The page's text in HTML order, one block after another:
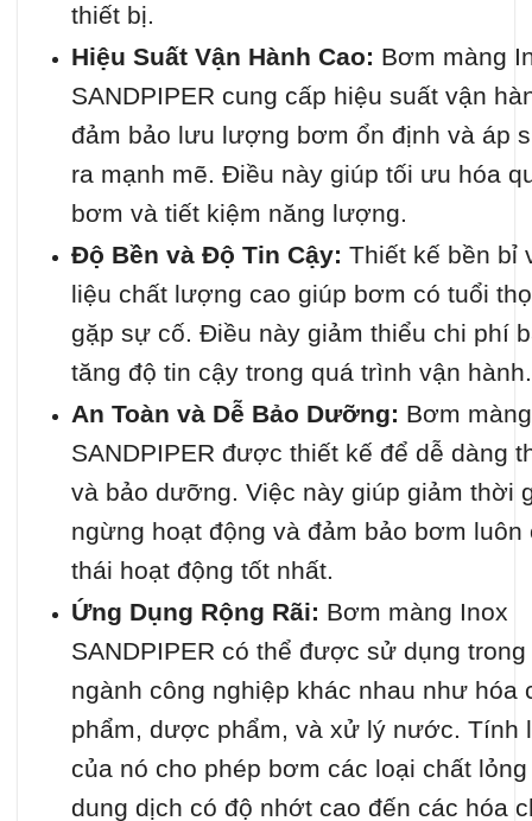
thiết bị.
Hiệu Suất Vận Hành Cao: Bơm màng
SANDPIPER cung cấp hiệu suất vận
đảm bảo lưu lượng bơm ổn định và áp
ra mạnh mẽ. Điều này giúp tối ưu hóa
bơm và tiết kiệm năng lượng.
Độ Bền và Độ Tin Cậy: Thiết kế bền bỉ
liệu chất lượng cao giúp bơm có tuổi
gặp sự cố. Điều này giảm thiểu chi phí
tăng độ tin cậy trong quá trình vận hành.
An Toàn và Dễ Bảo Dưỡng: Bơm
SANDPIPER được thiết kế để dễ dàng
và bảo dưỡng. Việc này giúp giảm thời
ngừng hoạt động và đảm bảo bơm luôn
thái hoạt động tốt nhất.
Ứng Dụng Rộng Rãi: Bơm màng Inox
SANDPIPER có thể được sử dụng trong
ngành công nghiệp khác nhau như hóa
phẩm, dược phẩm, và xử lý nước. Tính
của nó cho phép bơm các loại chất
dung dịch có độ nhớt cao đến các hóa